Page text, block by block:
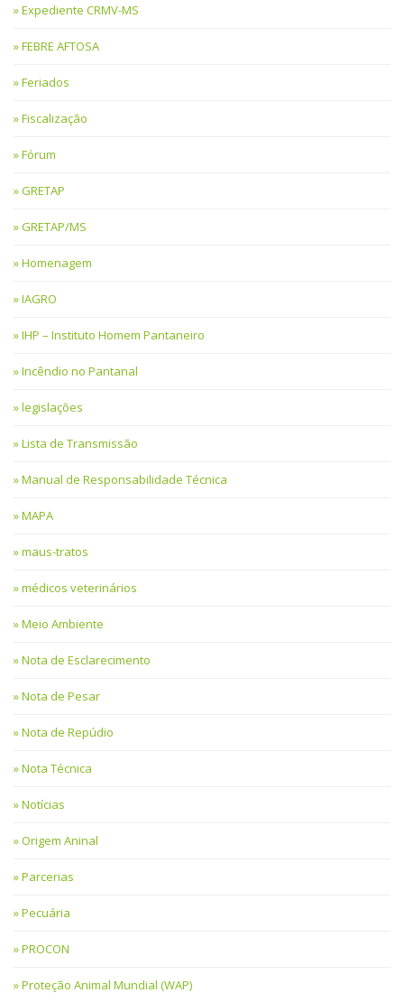
Expediente CRMV-MS
FEBRE AFTOSA
Feriados
Fiscalização
Fórum
GRETAP
GRETAP/MS
Homenagem
IAGRO
IHP – Instituto Homem Pantaneiro
Incêndio no Pantanal
legislações
Lista de Transmissão
Manual de Responsabilidade Técnica
MAPA
maus-tratos
médicos veterinários
Meio Ambiente
Nota de Esclarecimento
Nota de Pesar
Nota de Repúdio
Nota Técnica
Notícias
Origem Aninal
Parcerias
Pecuária
PROCON
Proteção Animal Mundial (WAP)